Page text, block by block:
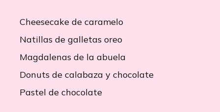
Cheesecake de caramelo
Natillas de galletas oreo
Magdalenas de la abuela
Donuts de calabaza y chocolate
Pastel de chocolate